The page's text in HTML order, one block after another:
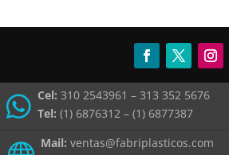
 Cel: 310 2543961 – 313 352 5676
Tel: (1) 6876312 – (1) 6877387
Mail: ventas@fabriplasticos.com